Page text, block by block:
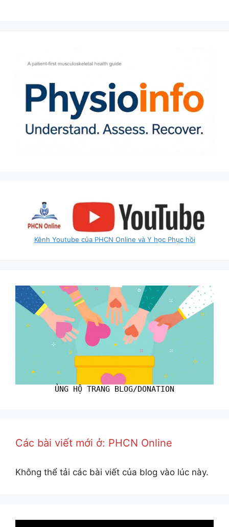
Kênh Youtube của PHCN Online và Y học Phục hồi
ỦNG HỘ TRANG BLOG/DONATION
Các bài viết mới ở: PHCN Online
Không thể tải các bài viết của blog vào lúc này.